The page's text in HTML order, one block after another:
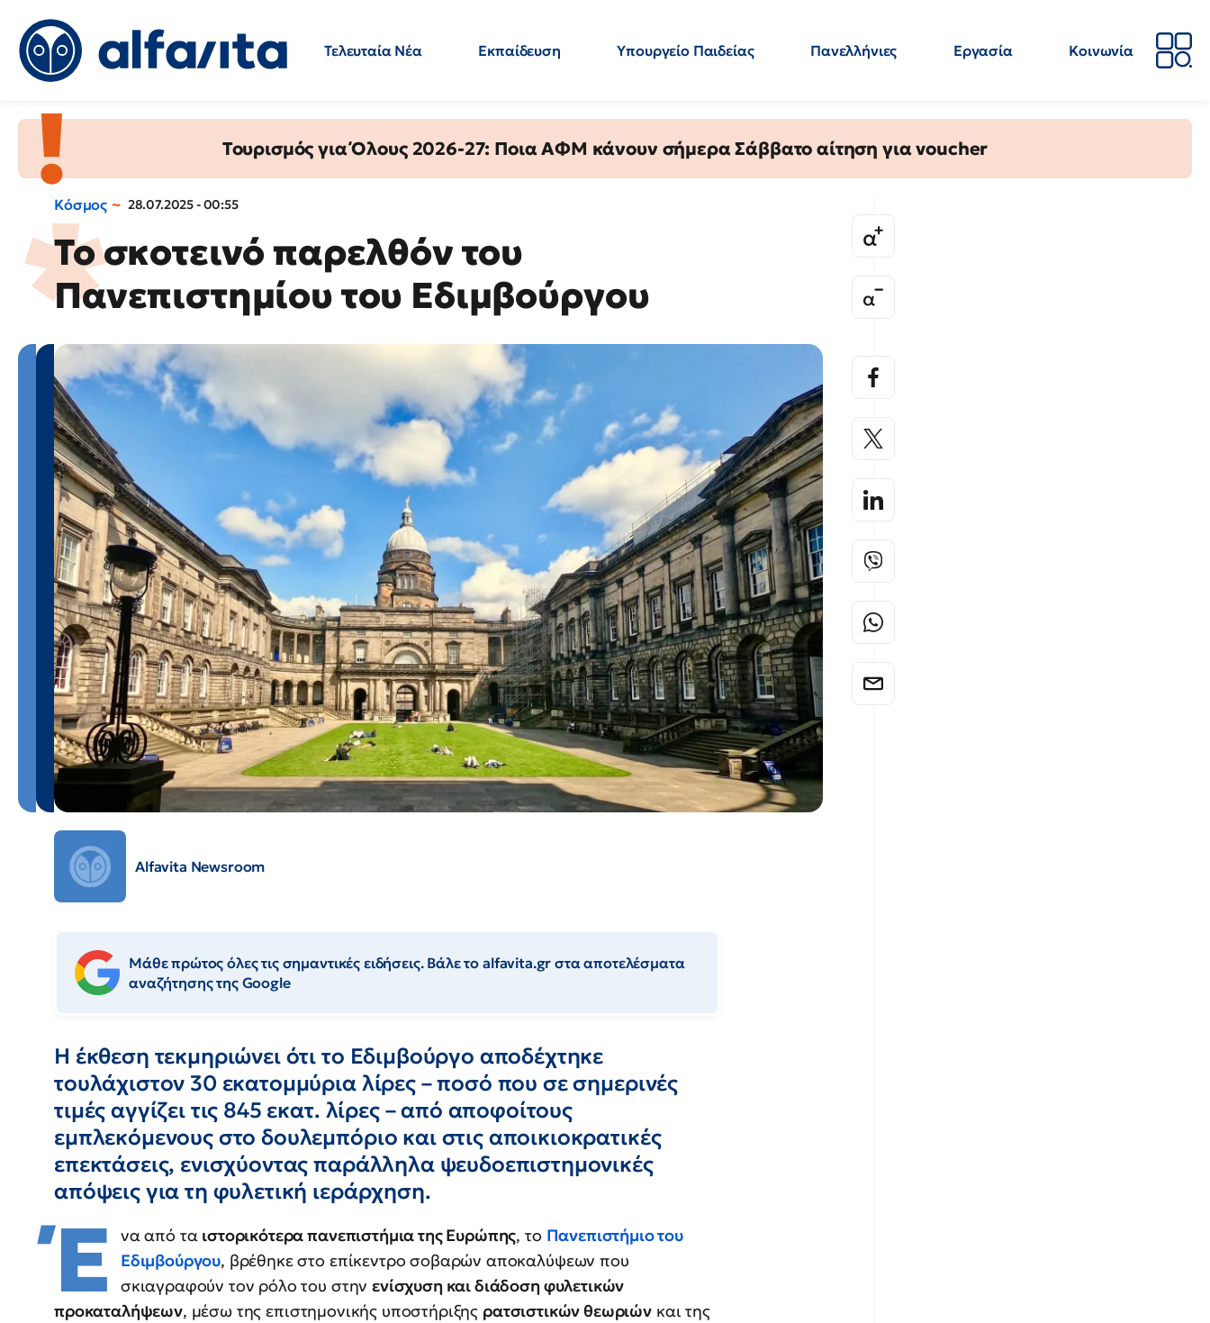
Τελευταία Νέα Εκπαίδευση Υπουργείο Παιδείας Πανελλήνιες Εργασία
Κοινωνία
Τουρισμός για Όλους 2026-27: Ποια ΑΦΜ κάνουν σήμερα Σάββατο αίτηση για voucher
Κόσμος 28.07.2025 - 00:55
Το σκοτεινό παρελθόν του
Πανεπιστημίου του Εδιμβούργου
Alfavita Newsroom
Μάθε πρώτος όλες τις σημαντικές ειδήσεις. Βάλε το alfavita.gr στα αποτελέσματα
αναζήτησης της Google
Η έκθεση τεκμηριώνει ότι το Εδιμβούργο αποδέχτηκε
τουλάχιστον 30 εκατομμύρια λίρες – ποσό που σε σημερινές
τιμές αγγίζει τις 845 εκατ. λίρες – από αποφοίτους
εμπλεκόμενους στο δουλεμπόριο και στις αποικιοκρατικές
επεκτάσεις, ενισχύοντας παράλληλα ψευδοεπιστημονικές
απόψεις για τη φυλετική ιεράρχηση.
Έ να από τα ιστορικότερα πανεπιστήμια της Ευρώπης, το Πανεπιστήμιο του
Εδιμβούργου, βρέθηκε στο επίκεντρο σοβαρών αποκαλύψεων που
σκιαγραφούν τον ρόλο του στηνενίσχυση και διάδοση φυλετικών
προκαταλήψεων, μέσω της επιστημονικής υποστήριξης ρατσιστικών θεωριώνκαι της